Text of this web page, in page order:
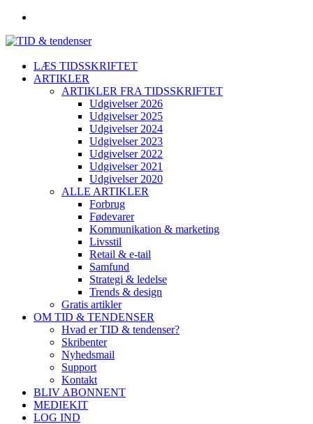
LÆS TIDSSKRIFTET
ARTIKLER
ARTIKLER FRA TIDSSKRIFTET
Udgivelser 2026
Udgivelser 2025
Udgivelser 2024
Udgivelser 2023
Udgivelser 2022
Udgivelser 2021
Udgivelser 2020
ALLE ARTIKLER
Forbrug
Fødevarer
Kommunikation & marketing
Livsstil
Retail & e-tail
Samfund
Strategi & ledelse
Trends & design
Gratis artikler
OM TID & TENDENSER
Hvad er TID & tendenser?
Skribenter
Nyhedsmail
Support
Kontakt
BLIV ABONNENT
MEDIEKIT
LOG IND